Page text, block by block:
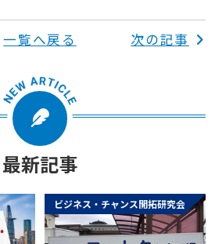
一覧へ戻る 次の記事
最新記事
ビジネス・チャンス開拓研究会